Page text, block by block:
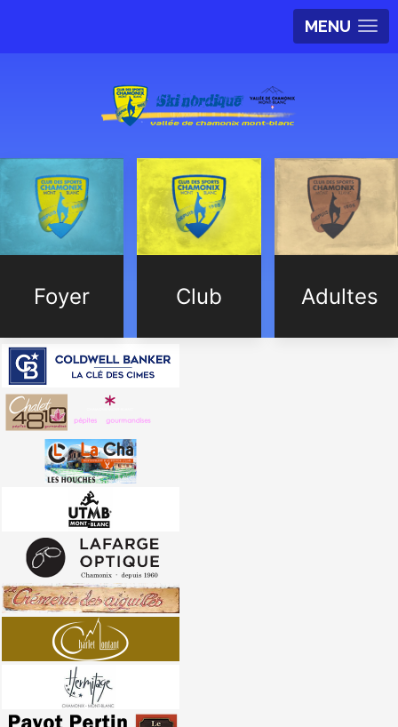
MENU
Foyer Club Adultes